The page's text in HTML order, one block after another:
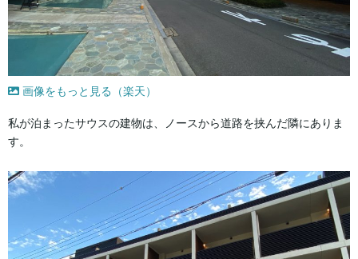
画像をもっと見る（楽天）
私が泊まったサウスの建物は、ノースから道路を挟んだ隣にありま
す。